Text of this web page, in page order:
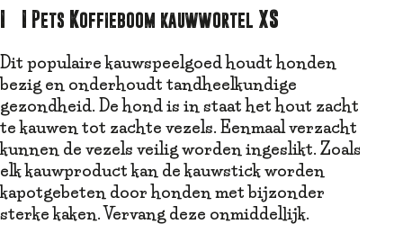
I&I Pets Koffieboom kauwwortel XS
Dit populaire kauwspeelgoed houdt honden
bezig en onderhoudt tandheelkundige
gezondheid. De hond is in staat het hout zacht
te kauwen tot zachte vezels. Eenmaal verzacht
kunnen de vezels veilig worden ingeslikt. Zoals
elk kauwproduct kan de kauwstick worden
kapotgebeten door honden met bijzonder
sterke kaken. Vervang deze onmiddellijk.